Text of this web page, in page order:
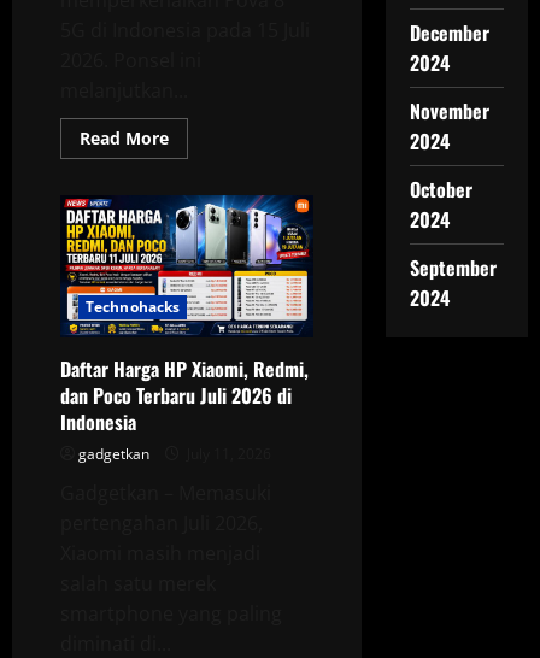
Read MoreRead
more
Tecno
Pova
8
5G,
Baterai
8.000
mAh
dengan
Harga
Mulai
Rp
4
Jutaan
Technohacks
Daftar Harga HP Xiaomi, Redmi,
dan Poco Terbaru Juli 2026 di
Indonesia
gadgetkan
December
2024
November
2024
October
2024
September
2024